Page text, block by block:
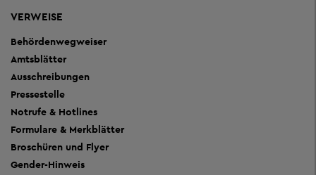
VERWEISE
Behördenwegweiser
Amtsblätter
Ausschreibungen
Pressestelle
Notrufe & Hotlines
Formulare & Merkblätter
Broschüren und Flyer
Gender-Hinweis